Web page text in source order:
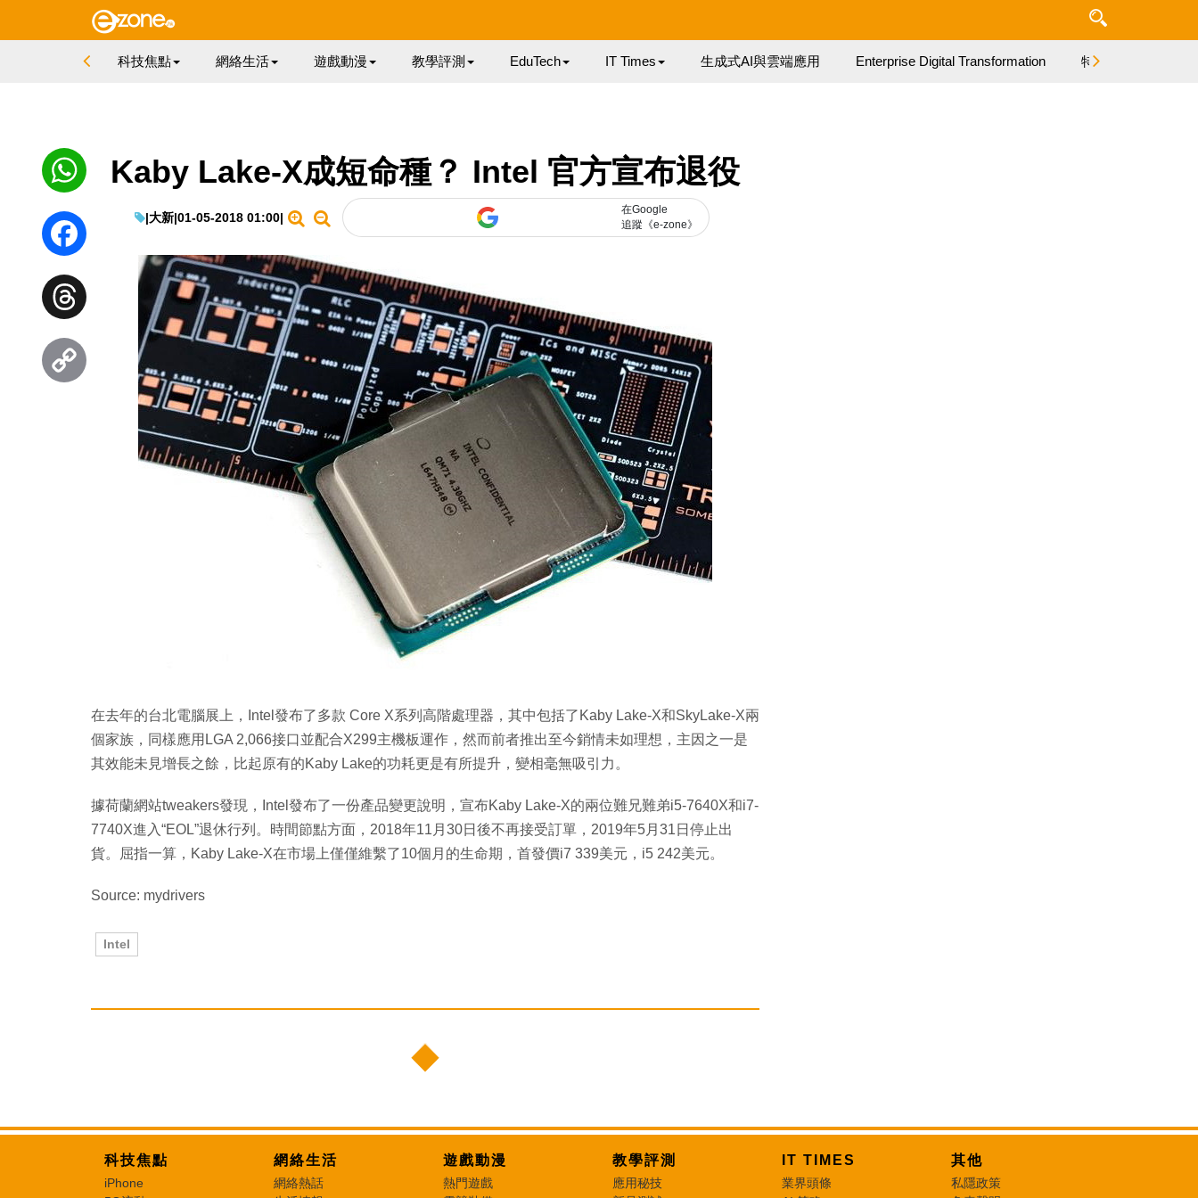
科技焦點 網絡生活 遊戲動漫 教學評測 EduTech IT Times 生成式AI與雲端應用 Enterprise Digital Transformation 特集
Kaby Lake-X成短命種？ Intel 官方宣布退役
|大新|01-05-2018 01:00|
在Google
追蹤《e-zone》
在去年的台北電腦展上，Intel發布了多款 Core X系列高階處理器，其中包括了Kaby Lake-X和SkyLake-X兩
個家族，同樣應用LGA 2,066接口並配合X299主機板運作，然而前者推出至今銷情未如理想，主因之一是
其效能未見增長之餘，比起原有的Kaby Lake的功耗更是有所提升，變相毫無吸引力。
據荷蘭網站tweakers發現，Intel發布了一份產品變更說明，宣布Kaby Lake-X的兩位難兄難弟i5-7640X和i7-
7740X進入“EOL”退休行列。時間節點方面，2018年11月30日後不再接受訂單，2019年5月31日停止出
貨。屈指一算，Kaby Lake-X在市場上僅僅維繫了10個月的生命期，首發價i7 339美元，i5 242美元。
Source: mydrivers
Intel
WhatsApp
Facebook
Threads
科技焦點
iPhone
網絡生活
網絡熱話
遊戲動漫
熱門遊戲
教學評測
應用秘技
IT TIMES
業界頭條
其他
私隱政策